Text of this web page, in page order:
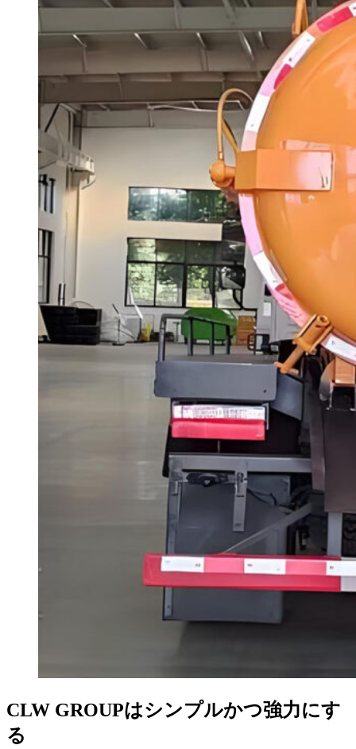
CLW GROUPはシンプルかつ強力にす
る